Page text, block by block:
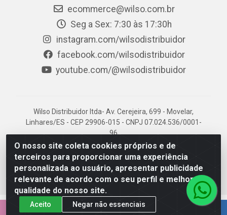
O nosso site coleta cookies próprios e de
terceiros para proporcionar uma experiência
personalizada ao usuário, apresentar publicidade
relevante de acordo com o seu perfil e melhorar a
qualidade do nosso site.
Aceito Negar não essenciais
ecommerce@wilso.com.br
Seg a Sex: 7:30 às 17:30h
instagram.com/wilsodistribuidor
facebook.com/wilsodistribuidor
youtube.com/@wilsodistribuidor
Wilso Distribuidor ltda- Av. Cerejeira, 699 - Movelar,
Linhares/ES - CEP 29906-015 - CNPJ 07.024.536/0001-
96